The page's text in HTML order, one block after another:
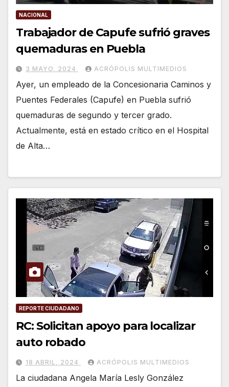
NACIONAL
Trabajador de Capufe sufrió graves
quemaduras en Puebla
3 MAYO, 2024 ACRÓPOLIS MULTIMEDIOS
Ayer, un empleado de la Concesionaria Caminos y
Puentes Federales (Capufe) en Puebla sufrió
quemaduras de segundo y tercer grado.
Actualmente, está en estado crítico en el Hospital
de Alta…
REPORTE CIUDADANO
RC: Solicitan apoyo para localizar
auto robado
18 ABRIL, 2024 ACRÓPOLIS MULTIMEDIOS
La ciudadana Angela María Lesly González